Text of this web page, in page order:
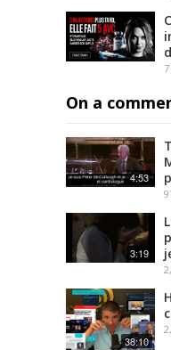
7
On a
4:53
3:19
38:10